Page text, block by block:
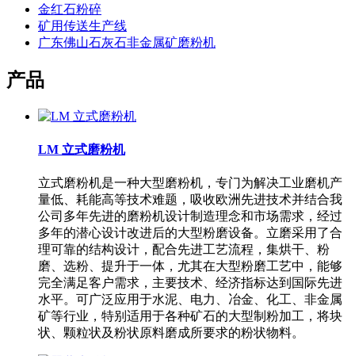
金红石粉碎
矿用传送生产线
广东佛山石灰石非金属矿磨粉机
产品
LM 立式磨粉机
立式磨粉机是一种大型磨粉机，专门为解决工业磨机产
量低、耗能高等技术难题，吸收欧洲先进技术并结合我
公司多年先进的磨粉机设计制造理念和市场需求，经过
多年的潜心设计改进后的大型粉磨设备。立磨采用了合
理可靠的结构设计，配合先进工艺流程，集烘干、粉
磨、选粉、提升于一体，尤其在大型粉磨工艺中，能够
完全满足客户需求，主要技术、经济指标达到国际先进
水平。可广泛应用于水泥、电力、冶金、化工、非金属
矿等行业，特别适用于各种矿石的大型制粉加工，将块
状、颗粒状及粉状原料磨成所要求的粉状物料。